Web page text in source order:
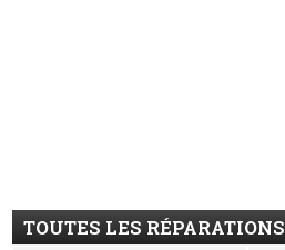
TOUTES LES RÉPARATIONS